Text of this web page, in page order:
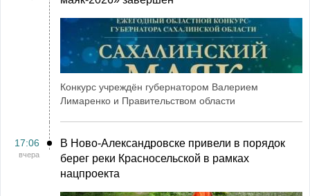
Конкурс учреждён губернатором Валерием
Лимаренко и Правительством области
17:06
вчера
В Ново-Александровске привели в порядок
берег реки Красносельской в рамках
нацпроекта